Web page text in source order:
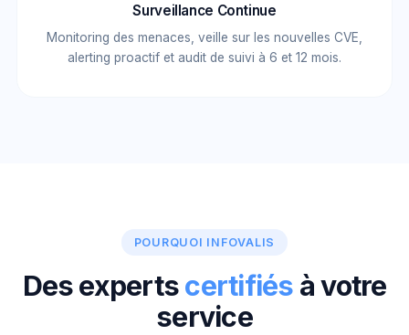
Surveillance Continue
Monitoring des menaces, veille sur les nouvelles CVE,
alerting proactif et audit de suivi à 6 et 12 mois.
POURQUOI INFOVALIS
Des expertscertifiés à votre
service